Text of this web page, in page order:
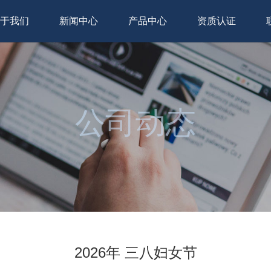
我们 新闻中心 产品中心 资质认证
公司动态
2026年 三八妇女节